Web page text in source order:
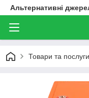
Альтернативні
Товари та послуги